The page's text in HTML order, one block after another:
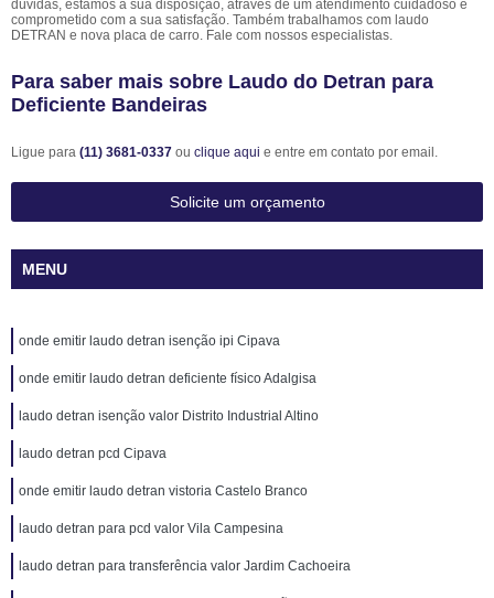
dúvidas, estamos à sua disposição, através de um atendimento cuidadoso e
comprometido com a sua satisfação. Também trabalhamos com laudo
DETRAN e nova placa de carro. Fale com nossos especialistas.
Para saber mais sobre Laudo do Detran para
Deficiente Bandeiras
Ligue para (11) 3681-0337 ou clique aqui e entre em contato por email.
Solicite um orçamento
MENU
onde emitir laudo detran isenção ipi Cipava
onde emitir laudo detran deficiente físico Adalgisa
laudo detran isenção valor Distrito Industrial Altino
laudo detran pcd Cipava
onde emitir laudo detran vistoria Castelo Branco
laudo detran para pcd valor Vila Campesina
laudo detran para transferência valor Jardim Cachoeira